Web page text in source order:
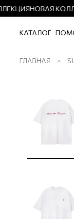
НОВАЯ
КАТАЛОГ
ГЛАВНАЯ